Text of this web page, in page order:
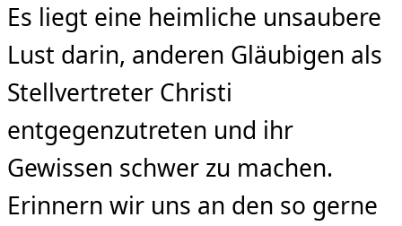
Es liegt eine heimliche unsaubere
Lust darin, anderen Gläubigen als
Stellvertreter Christi
entgegenzutreten und ihr
Gewissen schwer zu machen.
Erinnern wir uns an den so gerne